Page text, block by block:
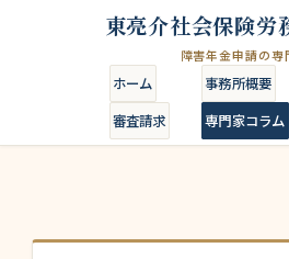
東亮介社会保険労
障害年金申請の専
ホーム 事務所概要
審査請求
専門家コラム